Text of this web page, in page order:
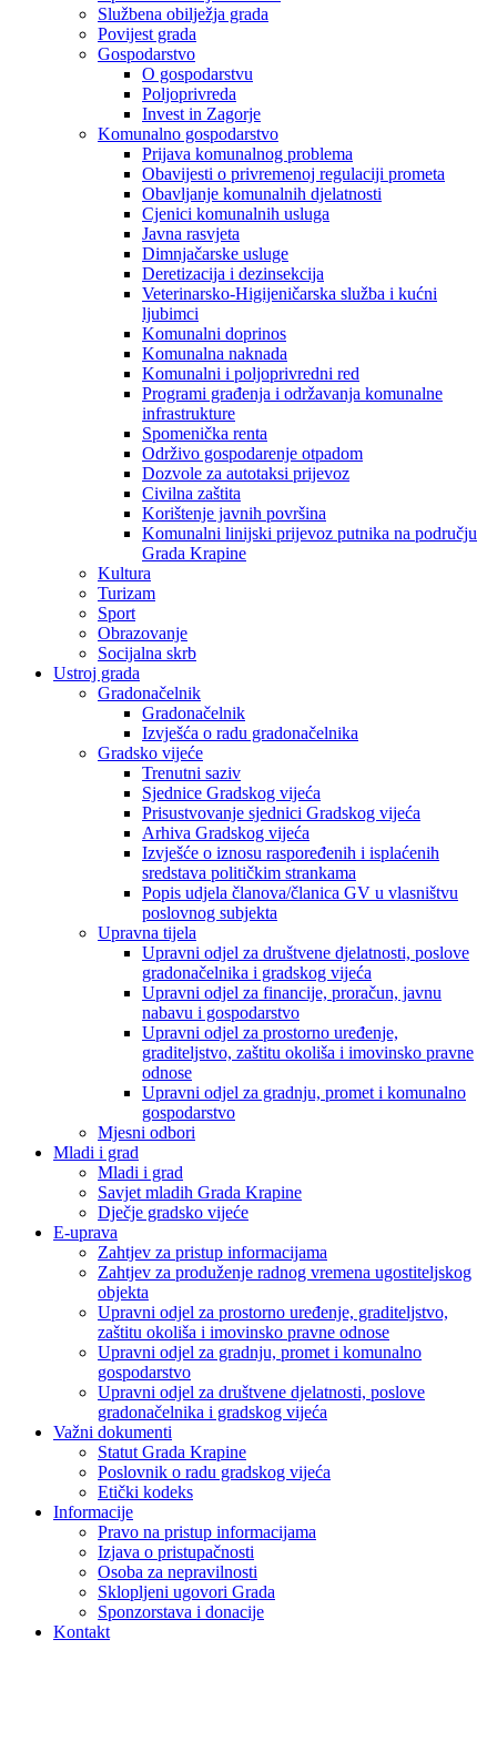
Službena obilježja grada
Povijest grada
Gospodarstvo
O gospodarstvu
Poljoprivreda
Invest in Zagorje
Komunalno gospodarstvo
Prijava komunalnog problema
Obavijesti o privremenoj regulaciji prometa
Obavljanje komunalnih djelatnosti
Cjenici komunalnih usluga
Javna rasvjeta
Dimnjačarske usluge
Deretizacija i dezinsekcija
Veterinarsko-Higijeničarska služba i kućni
ljubimci
Komunalni doprinos
Komunalna naknada
Komunalni i poljoprivredni red
Programi građenja i održavanja komunalne
infrastrukture
Spomenička renta
Održivo gospodarenje otpadom
Dozvole za autotaksi prijevoz
Civilna zaštita
Korištenje javnih površina
Komunalni linijski prijevoz putnika na području
Grada Krapine
Kultura
Turizam
Sport
Obrazovanje
Socijalna skrb
Ustroj grada
Gradonačelnik
Gradonačelnik
Izvješća o radu gradonačelnika
Gradsko vijeće
Trenutni saziv
Sjednice Gradskog vijeća
Prisustvovanje sjednici Gradskog vijeća
Arhiva Gradskog vijeća
Izvješće o iznosu raspoređenih i isplaćenih
sredstava političkim strankama
Popis udjela članova/članica GV u vlasništvu
poslovnog subjekta
Upravna tijela
Upravni odjel za društvene djelatnosti, poslove
gradonačelnika i gradskog vijeća
Upravni odjel za financije, proračun, javnu
nabavu i gospodarstvo
Upravni odjel za prostorno uređenje,
graditeljstvo, zaštitu okoliša i imovinsko pravne
odnose
Upravni odjel za gradnju, promet i komunalno
gospodarstvo
Mjesni odbori
Mladi i grad
Mladi i grad
Savjet mladih Grada Krapine
Dječje gradsko vijeće
E-uprava
Zahtjev za pristup informacijama
Zahtjev za produženje radnog vremena ugostiteljskog
objekta
Upravni odjel za prostorno uređenje, graditeljstvo,
zaštitu okoliša i imovinsko pravne odnose
Upravni odjel za gradnju, promet i komunalno
gospodarstvo
Upravni odjel za društvene djelatnosti, poslove
gradonačelnika i gradskog vijeća
Važni dokumenti
Statut Grada Krapine
Poslovnik o radu gradskog vijeća
Etički kodeks
Informacije
Pravo na pristup informacijama
Izjava o pristupačnosti
Osoba za nepravilnosti
Sklopljeni ugovori Grada
Sponzorstava i donacije
Kontakt